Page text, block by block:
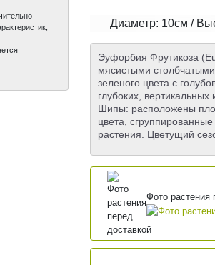
Диаметр: 10см /
Эуфорбия Фрутикоза
мясистыми
зеленого цвета с
глубоких,
Шипы: расположены
цвета,
растения. Цветущий
Фото растения